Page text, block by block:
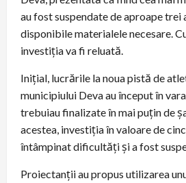
au fost suspendate de aproape trei
disponibile materialele necesare.
investiția va fi reluată.
Inițial, lucrările la noua pistă de
municipiului Deva au început în
trebuiau finalizate în mai puțin de
acestea, investiția în valoare de
întâmpinat dificultăți și a fost
Proiectanții au propus utilizarea